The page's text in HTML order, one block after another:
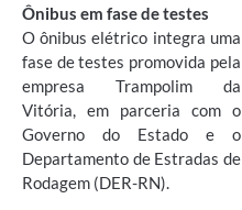
Ônibus em fase de testes
O ônibus elétrico integra uma
fase de testes promovida pela
empresa Trampolim da
Vitória, em parceria com o
Governo do Estado e o
Departamento de Estradas de
Rodagem (DER-RN).